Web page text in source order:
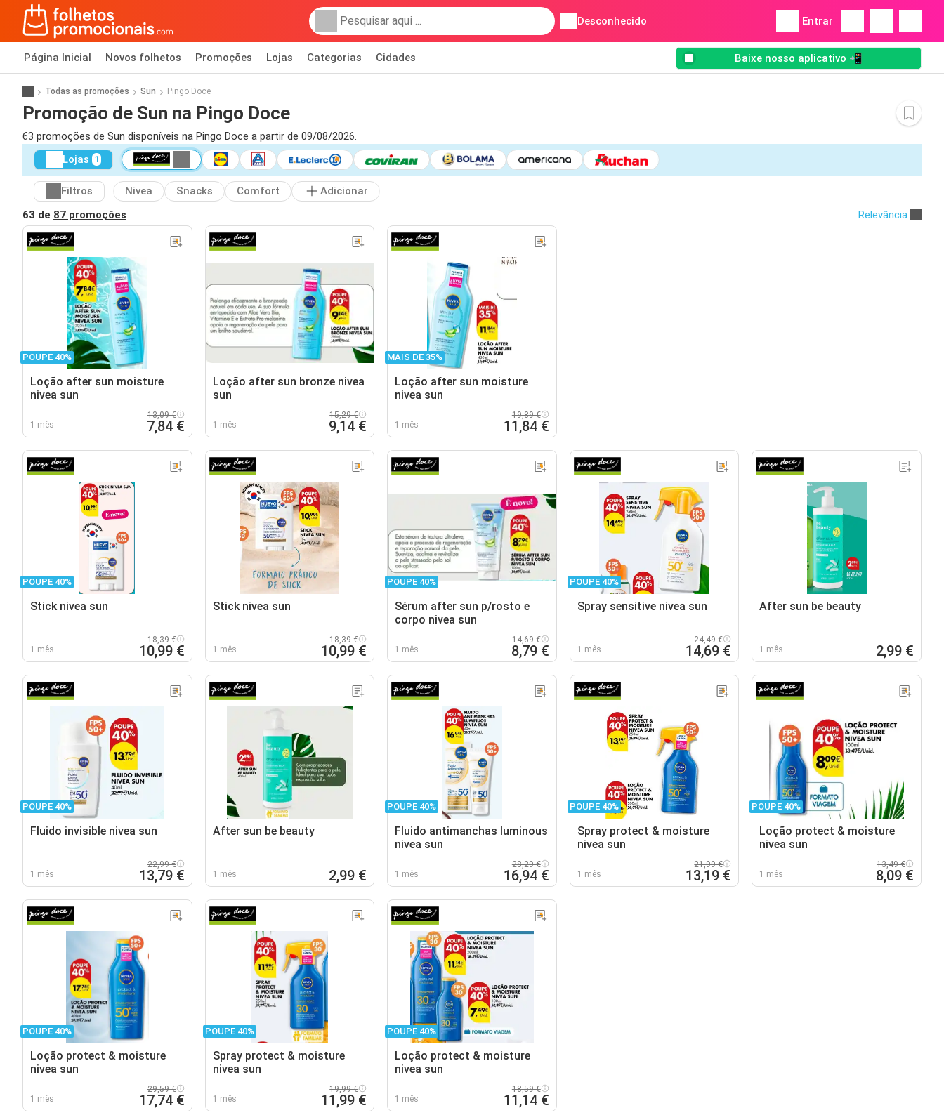
Desconhecido Entrar
Página Inicial Novos folhetos Promoções Lojas Categorias Cidades Baixe nosso aplicativo 📲
Todas as promoções Sun Pingo Doce
Promoção de Sun na Pingo Doce
63 promoções de Sun disponíveis na Pingo Doce a partir de 09/08/2026.
Lojas 1
Filtros Nivea Snacks Comfort
Adicionar
63 de 87 promoções Relevância
POUPE 40%
Loção after sun moisture
nivea sun
1 mês
13,09 €
7,84 €
Loção after sun bronze nivea
sun
1 mês
15,29 €
9,14 €
MAIS DE 35%
Loção after sun moisture
nivea sun
1 mês
19,89 €
11,84 €
POUPE 40%
Stick nivea sun
1 mês
18,39 €
10,99 €
Stick nivea sun
1 mês
18,39 €
10,99 €
POUPE 40%
Sérum after sun p/rosto e
corpo nivea sun
1 mês
14,69 €
8,79 €
POUPE 40%
Spray sensitive nivea sun
1 mês
24,49 €
14,69 €
After sun be beauty
1 mês 2,99 €
POUPE 40%
Fluido invisible nivea sun
1 mês
22,99 €
13,79 €
After sun be beauty
1 mês 2,99 €
POUPE 40%
Fluido antimanchas luminous
nivea sun
1 mês
28,29 €
16,94 €
POUPE 40%
Spray protect & moisture
nivea sun
1 mês
21,99 €
13,19 €
POUPE 40%
Loção protect & moisture
nivea sun
1 mês
13,49 €
8,09 €
POUPE 40%
Loção protect & moisture
nivea sun
1 mês
29,59 €
17,74 €
POUPE 40%
Spray protect & moisture
nivea sun
1 mês
19,99 €
11,99 €
POUPE 40%
Loção protect & moisture
nivea sun
1 mês
18,59 €
11,14 €